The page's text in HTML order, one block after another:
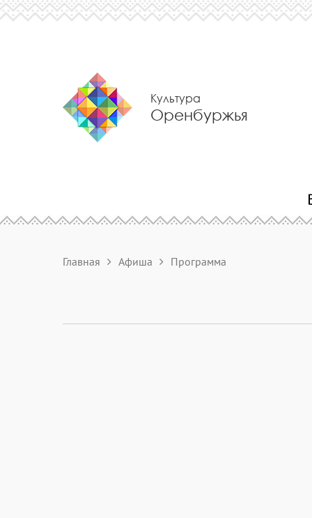
Культура
Оренбуржья
Главная Афиша Программа